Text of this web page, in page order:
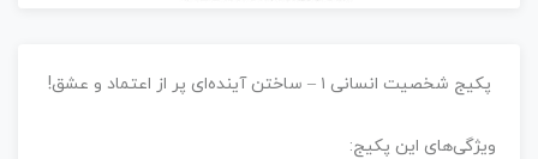
پکیج شخصیت انسانی ۱ – ساختن آینده‌ای پر از اعتماد و عشق!
ویژگی‌های این پکیج: